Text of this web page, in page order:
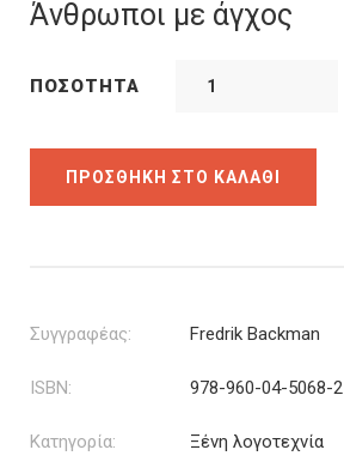
είναι:
Άνθρωποι με άγχος
ΠΟΣΌΤΗΤΑ
ΠΡΟΣΘΉΚΗ ΣΤΟ ΚΑΛΆΘΙ
Συγγραφέας: Fredrik Backman
ISBN: 978-960-04-5068-2
Κατηγορία: Ξένη λογοτεχνία